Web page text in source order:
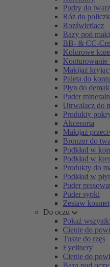
Pudry do
Róż do
Rozświetlacz
Bazy pod
BB- & CC-
Kolorowe
Konturowanie
Makijaż
Paleta do
Płyn do
Puder
Utrwalacz do
Produkty
Akcesoria
Makijaż
Bronzer do
Podkład w
Podkład w
Produkty do
Podkład w
Puder
Puder sypki
Zestaw
Do oczu
Pokaż
Cienie do
Tusze do rzęs
Eyelinery
Cienie do
Baza pod oczy